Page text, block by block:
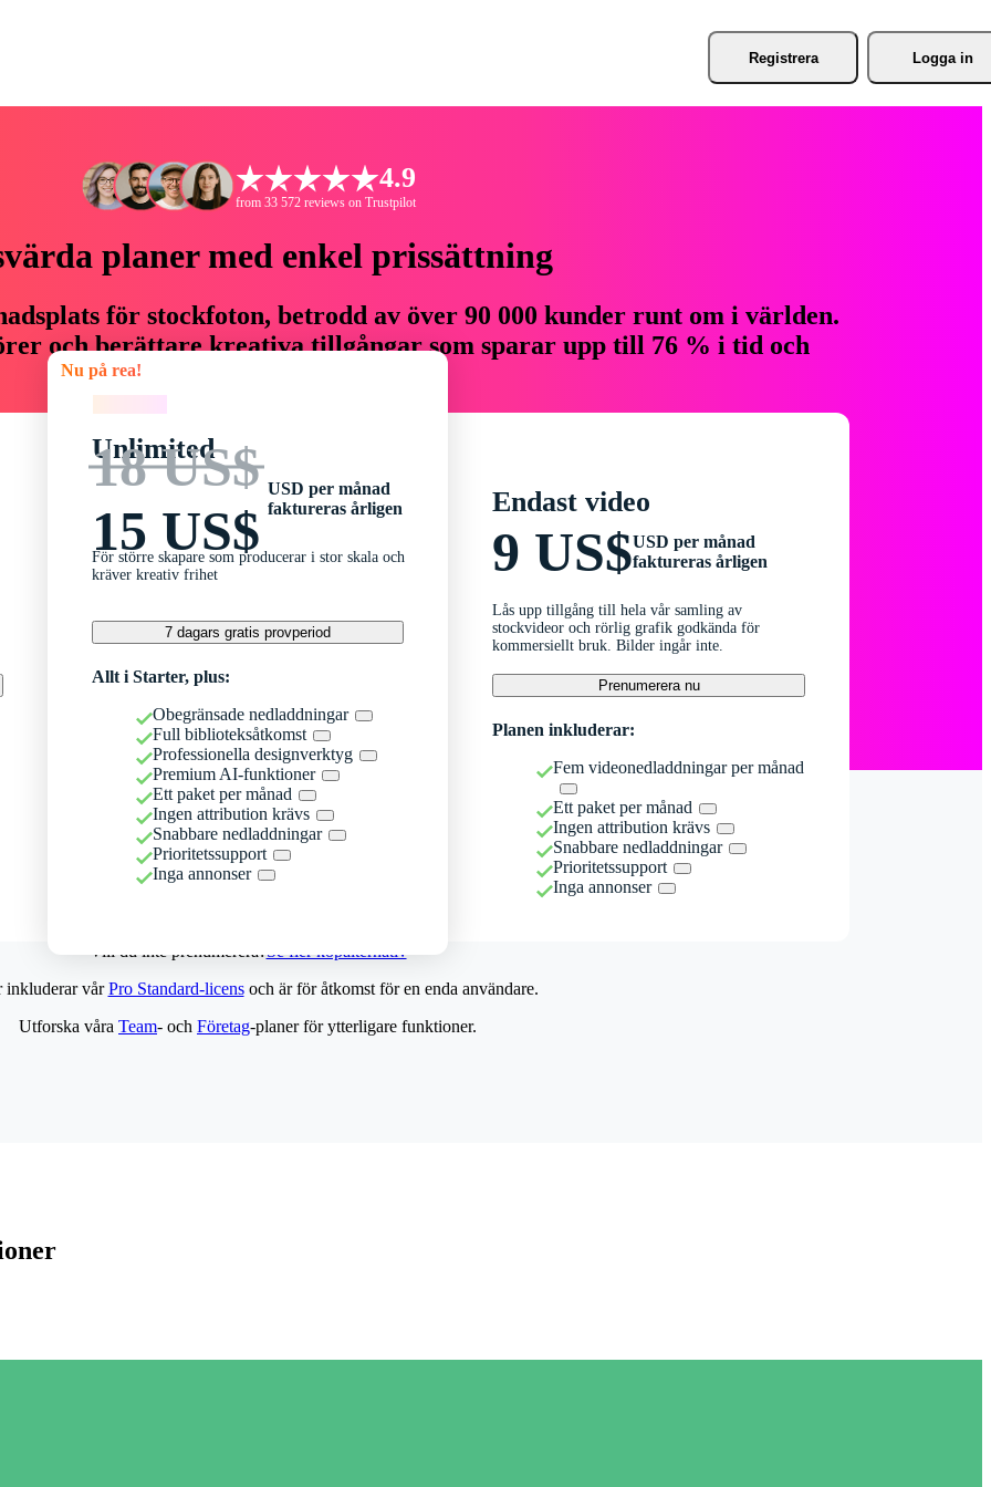
Registrera Logga in
4.9
from 33 572 reviews on Trustpilot
planer med enkel prissättning
för stockfoton, betrodd av över 90 000 kunder runt om i världen.
och berättare kreativa tillgångar som sparar upp till 76 % i tid och
Nu på rea!
Unlimited
18 US$
15 US$
USD per månad
faktureras årligen
För större skapare som producerar i stor skala och
kräver kreativ frihet
7 dagars gratis provperiod
Allt i Starter, plus:
Obegränsade nedladdningar
Full biblioteksåtkomst
Professionella designverktyg
Premium AI-funktioner
Ett paket per månad
Ingen attribution krävs
Snabbare nedladdningar
Prioritetssupport
Inga annonser
Endast video
9 US$USD per månad
faktureras årligen
Lås upp tillgång till hela vår samling av
stockvideor och rörlig grafik godkända för
kommersiellt bruk. Bilder ingår inte.
Prenumerera nu
Planen inkluderar:
Fem videonedladdningar per månad
Ett paket per månad
Ingen attribution krävs
Snabbare nedladdningar
Prioritetssupport
Inga annonser
Vill du inte prenumerera?Se fler köpalternativ
inkluderar vårPro Standard-licensoch är för åtkomst för en enda användare.
Utforska våra Team- och Företag-planer för ytterligare funktioner.